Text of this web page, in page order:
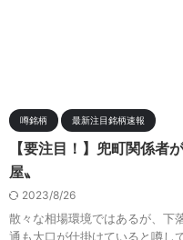
噂銘柄 最新注目銘柄速報
【要注目！】兜町関係
屋〟
2023/8/26
散々な相場環境ではあるが、下
通も大口が仕掛けていると噂し